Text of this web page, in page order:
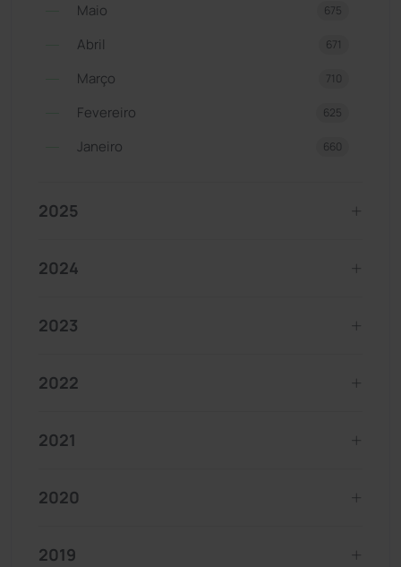
Maio 675
Abril 671
Março 710
Fevereiro 625
Janeiro 660
2025
2024
2023
2022
2021
2020
2019